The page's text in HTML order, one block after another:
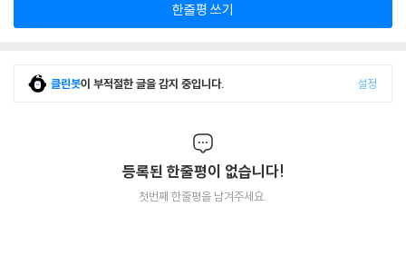
한줄평 쓰기
클린봇이 부적절한 글을 감지 중입니다. 설정
등록된 한줄평이 없습니다!
첫번째 한줄평을 남겨주세요.